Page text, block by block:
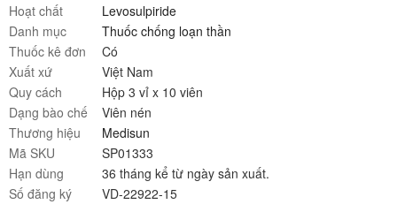
Hoạt chất
Levosulpiride
Danh mục
Thuốc chống loạn thần
Thuốc kê đơn
Có
Xuất xứ
Việt Nam
Quy cách
Hộp 3 vỉ x 10 viên
Dạng bào chế
Viên nén
Thương hiệu
Medisun
Mã SKU
SP01333
Hạn dùng
36 tháng kể từ ngày sản xuất.
Số đăng ký
VD-22922-15